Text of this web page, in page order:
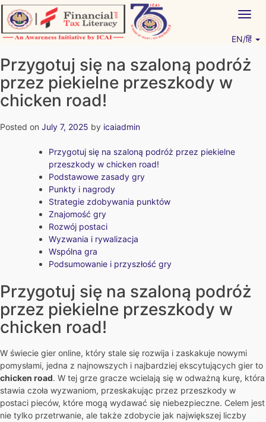
Skip
to
content
EN/हिं
Przygotuj się na szaloną podróż
przez piekielne przeszkody w
chicken road!
Posted on July 7, 2025 by icaiadmin
Przygotuj się na szaloną podróż przez piekielne
przeszkody w chicken road!
Podstawowe zasady gry
Punkty i nagrody
Strategie zdobywania punktów
Znajomość gry
Rozwój postaci
Wyzwania i rywalizacja
Wspólna gra
Podsumowanie i przyszłość gry
Przygotuj się na szaloną podróż
przez piekielne przeszkody w
chicken road!
W świecie gier online, który stale się rozwija i zaskakuje nowymi
pomysłami, jedna z najnowszych i najbardziej ekscytujących gier to
chicken road. W tej grze gracze wcielają się w odważną kurę, która
stawia czoła wyzwaniom, przeskakując przez przeszkody w
postaci pieców, które mogą wydawać się niebezpieczne. Celem jest
nie tylko przetrwanie, ale także zdobycie jak największej liczby